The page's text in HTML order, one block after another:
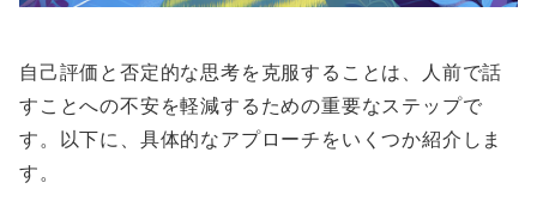
自己評価と否定的な思考を克服することは、人前で話
すことへの不安を軽減するための重要なステップで
す。以下に、具体的なアプローチをいくつか紹介しま
す。